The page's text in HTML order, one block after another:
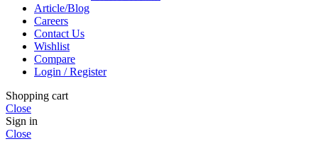
Article/Blog
Careers
Contact Us
Wishlist
Compare
Login / Register
Shopping cart
Close
Sign in
Close